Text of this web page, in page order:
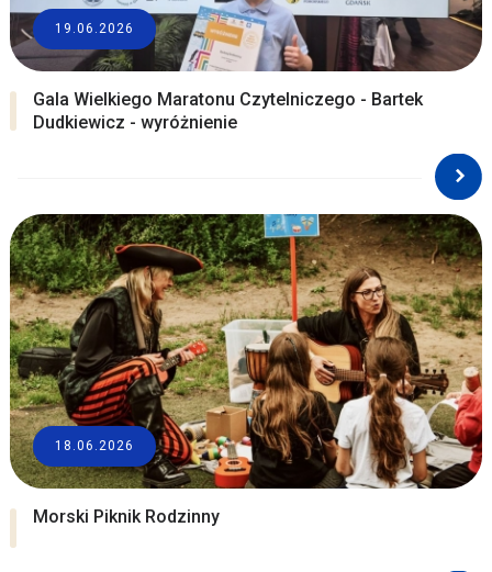
19.06.2026
Gala Wielkiego Maratonu Czytelniczego - Bartek
Dudkiewicz - wyróżnienie
18.06.2026
Morski Piknik Rodzinny